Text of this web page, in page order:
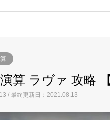
算 ラヴァ 攻略
/ 最終更新日：2021.08.13